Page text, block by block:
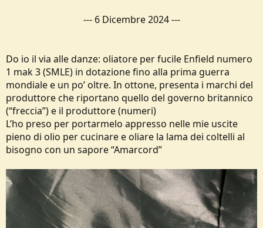
--- 6 Dicembre 2024---
Do io il via alle danze: oliatore per fucile Enfield numero
1 mak 3 (SMLE) in dotazione fino alla prima guerra
mondiale e un po’ oltre. In ottone, presenta i marchi del
produttore che riportano quello del governo britannico
(“freccia”) e il produttore (numeri)
L’ho preso per portarmelo appresso nelle mie uscite
pieno di olio per cucinare e oliare la lama dei coltelli al
bisogno con un sapore “Amarcord”